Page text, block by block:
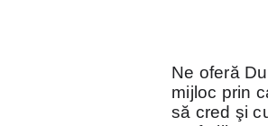
Ne oferă
mijloc prin
să cred şi